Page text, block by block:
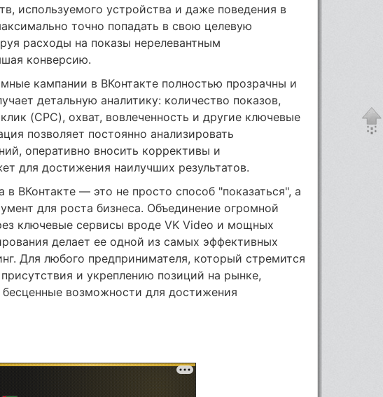
используемого устройства и даже поведения в
точно попадать в свою целевую
расходы на показы нерелевантным
конверсию.
кампании в ВКонтакте полностью прозрачны и
детальную аналитику: количество показов,
(CPC), охват, вовлеченность и другие ключевые
позволяет постоянно анализировать
оперативно вносить коррективы и
для достижения наилучших результатов.
в ВКонтакте — это не просто способ "показаться", а
для роста бизнеса. Объединение огромной
ключевые сервисы вроде VK Video и мощных
делает ее одной из самых эффективных
Для любого предпринимателя, который стремится
и укреплению позиций на рынке,
бесценные возможности для достижения